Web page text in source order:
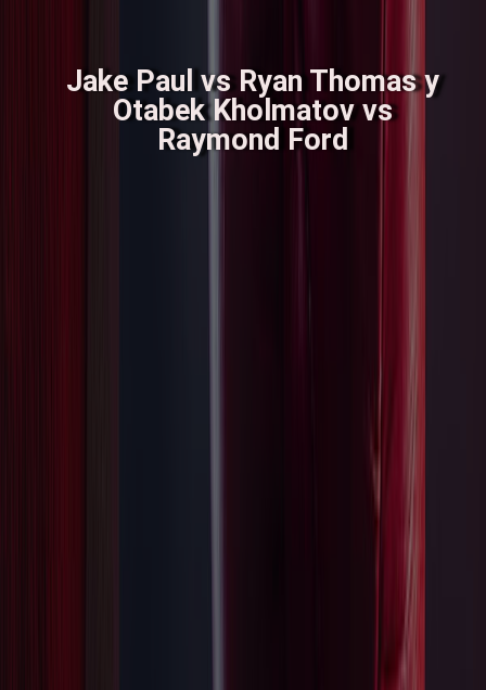
Jake Paul vs Ryan Thomas y
Otabek Kholmatov vs
Raymond Ford